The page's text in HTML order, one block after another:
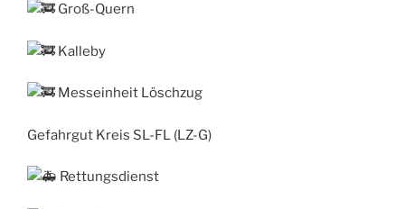
Groß-Quern
Kalleby
Messeinheit Löschzug
Gefahrgut Kreis SL-FL (LZ-G)
Rettungsdienst